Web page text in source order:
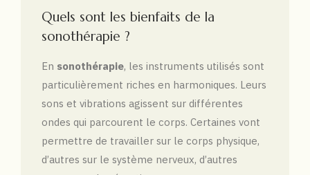
Quels sont les bienfaits de la
sonothérapie ?
En sonothérapie, les instruments utilisés sont
particulièrement riches en harmoniques. Leurs
sons et vibrations agissent sur différentes
ondes qui parcourent le corps. Certaines vont
permettre de travailler sur le corps physique,
d’autres sur le système nerveux, d’autres